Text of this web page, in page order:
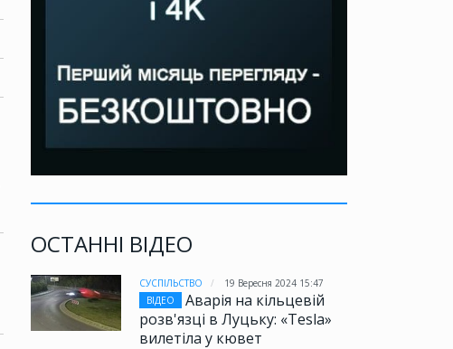
ОСТАННІ ВІДЕО
СУСПІЛЬСТВО
19 Вересня 2024 15:47
ВІДЕО
Аварія на кільцевій
розв'язці в Луцьку: «Tesla»
вилетіла у кювет